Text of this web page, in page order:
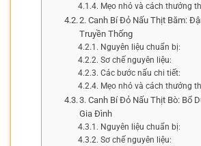
Mẹo nhỏ và cách thưởng
2. Canh Bí Đỏ Nấu Thịt Băm:
Truyền Thống
Nguyên liệu chuẩn bị:
Sơ chế nguyên liệu:
Các bước nấu chi tiết:
Mẹo nhỏ và cách thưởng
3. Canh Bí Đỏ Nấu Thịt Bò: Bổ
Gia Đình
Nguyên liệu chuẩn bị:
Sơ chế nguyên liệu: